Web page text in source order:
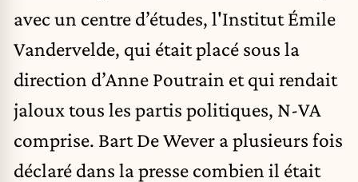
avec un centre d’études, l'Institut Émile
Vandervelde, qui était placé sous la
direction d’Anne Poutrain et qui rendait
jaloux tous les partis politiques, N-VA
comprise. Bart De Wever a plusieurs fois
déclaré dans la presse combien il était